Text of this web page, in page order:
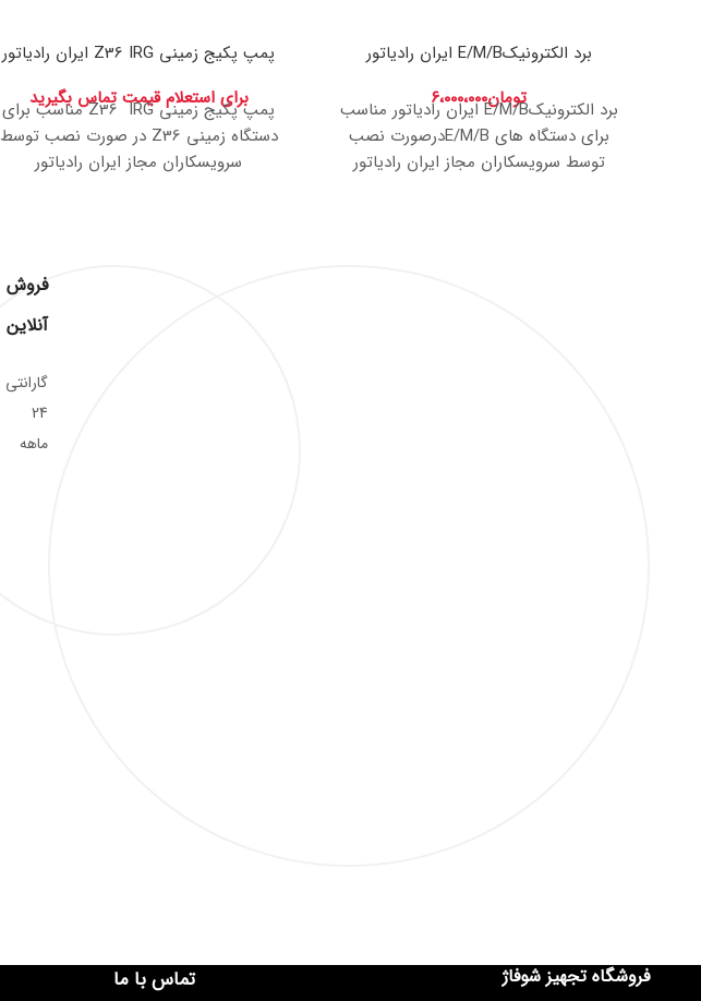
برد الکترونیکE/M/B ایران رادیاتور
تومان۶،۰۰۰،۰۰۰
برد الکترونیکE/M/B ایران رادیاتور مناسب
برای دستگاه های E/M/Bدرصورت نصب
توسط سرویسکاران مجاز ایران رادیاتور
پمپ پکیج زمینی Z36 IRG ایران رادیاتور
برای استعلام قیمت تماس بگیرید
پمپ پکیج زمینی Z36 IRG مناسب برای
دستگاه زمینی Z36 در صورت نصب توسط
سرویسکاران مجاز ایران رادیاتور
فروش
آنلاین
گارانتی
24
ماهه
فروشگاه تجهیز شوفاژ تماس با ما